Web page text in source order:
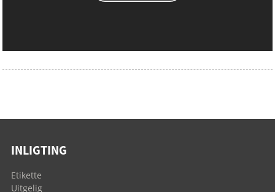
INLIGTING
Etikette
Uitgelig